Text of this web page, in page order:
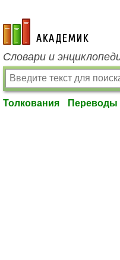
academic.ru
Словари и
Толкования Переводы